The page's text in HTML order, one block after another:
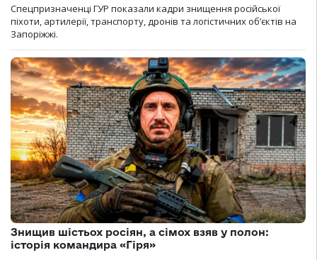
Спецпризначенці ГУР показали кадри знищення російської
піхоти, артилерії, транспорту, дронів та логістичних об’єктів на
Запоріжжі.
Знищив шістьох росіян, а сімох взяв у полон:
історія командира «Гіря»